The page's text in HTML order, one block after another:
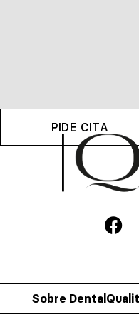
PIDE CITA
Sobre